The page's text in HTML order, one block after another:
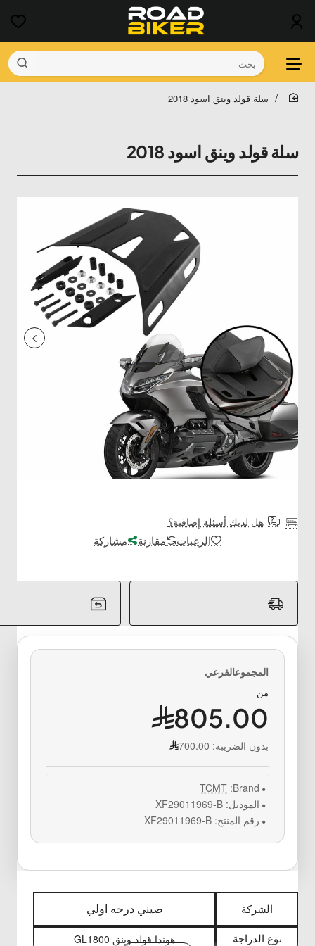
بحث
سلة قولد وينق اسود 2018
سلة قولد وينق اسود 2018
هل لديك أسئلة إضافية؟
الرغبات مقارنة مشاركة
من
805.00
بدون الضريبة: 700.00
Brand:
TCMT
الموديل: XF29011969-B
رقم المنتج: XF29011969-B
الشركة صيني درجه اولي
نوع الدراجة هوندا قولد وينق GL1800